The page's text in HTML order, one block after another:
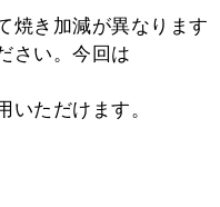
焼き加減が異なります
さい。今回は
ただけます。